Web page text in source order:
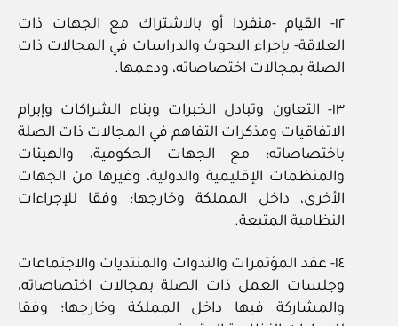
١٢‏- القيام -منفردا أو بالاشتراك مع الجهات ذات
العلاقة- بإجراء البحوث والدراسات في المجالات ذات
الصلة بمجالات اختصاصاته، ودعمها.
١٣‏- التعاون وتبادل الخبرات وبناء الشراكات وإبرام
الاتفاقيات ومذكرات التفاهم في المجالات ذات الصلة
باختصاصاته؛ مع الجهات الحكومية، والهيئات
والمنظمات الإقليمية والدولية، وغيرها من الجهات
الأخرى، داخل المملكة وخارجها؛ وفقا للإجراءات
النظامية المتبعة.
١٤‏- عقد المؤتمرات والندوات والمنتديات والاجتماعات
وجلسات العمل ذات الصلة بمجالات اختصاصاته،
والمشاركة فيها داخل المملكة وخارجها؛ وفقا